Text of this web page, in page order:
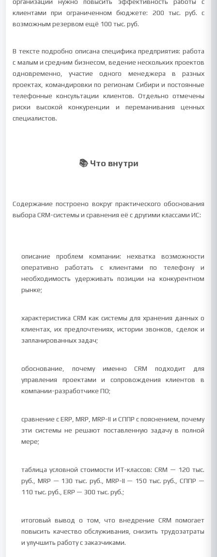
клиентами при ограниченном бюджете: 200 тыс. руб. с
возможным резервом ещё 100 тыс. руб.
В тексте подробно описана специфика предприятия: работа
с малым и средним бизнесом, ведение нескольких проектов
одновременно, участие одного менеджера в разных
проектах, командировки по регионам Сибири и постоянные
телефонные консультации клиентов. Отдельно отмечены
риски высокой конкуренции и переманивания ценных
специалистов.
📚 Что внутри
Содержание построено вокруг практического обоснования
выбора CRM-системы и сравнения её с другими классами ИС:
описание проблем компании: нехватка возможности
оперативно работать с клиентами по телефону и
необходимость удерживать позиции на конкурентном
рынке;
характеристика CRM как системы для хранения данных о
клиентах, их предпочтениях, истории звонков, сделок и
запланированных задач;
обоснование, почему именно CRM подходит для
управления проектами и сопровождения клиентов в
компании-разработчике ПО;
сравнение с ERP, MRP, MRP-II и СППР с пояснением, почему
эти системы не решают поставленную задачу в полной
мере;
таблица условной стоимости ИТ-классов: CRM — 120 тыс.
руб., MRP — 130 тыс. руб., MRP-II — 150 тыс. руб., СППР —
110 тыс. руб., ERP — 300 тыс. руб.;
итоговый вывод о том, что внедрение CRM помогает
повысить качество обслуживания, снизить трудозатраты
и улучшить работу с заказчиками.